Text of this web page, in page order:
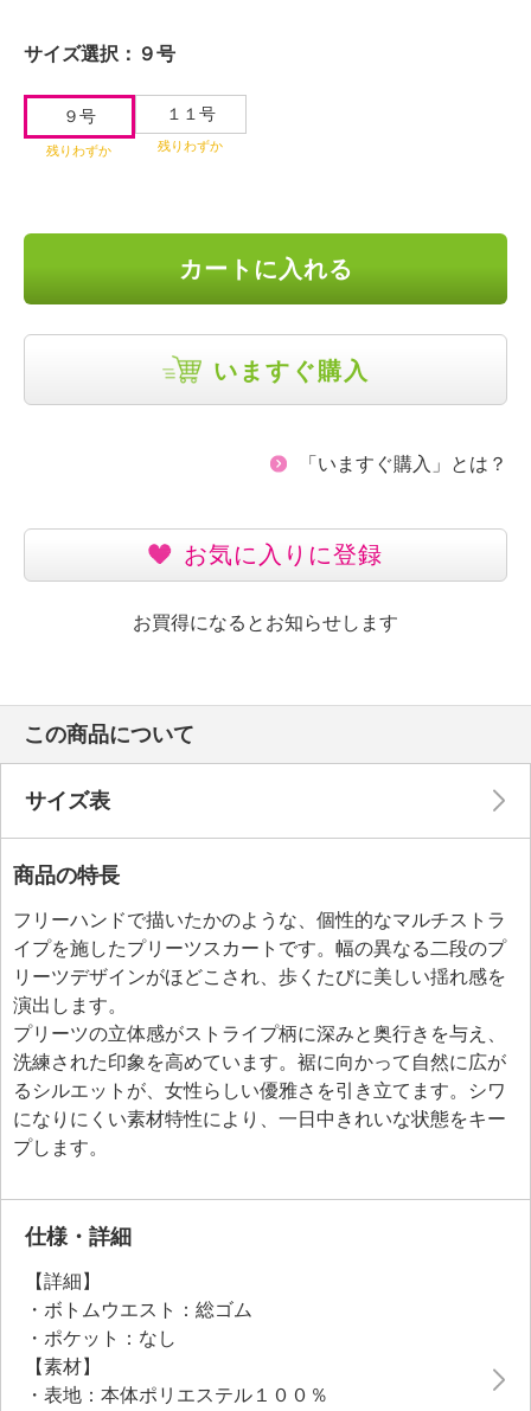
サイズ選択： ９号
９号
残りわずか
１１号
残りわずか
カートに入れる
いますぐ購入
「いますぐ購入」とは？
お気に入りに登録
お買得になるとお知らせします
この商品について
サイズ表
商品の特長
フリーハンドで描いたかのような、個性的なマルチストラ
イプを施したプリーツスカートです。幅の異なる二段のプ
リーツデザインがほどこされ、歩くたびに美しい揺れ感を
演出します。
プリーツの立体感がストライプ柄に深みと奥行きを与え、
洗練された印象を高めています。裾に向かって自然に広が
るシルエットが、女性らしい優雅さを引き立てます。シワ
になりにくい素材特性により、一日中きれいな状態をキー
プします。
仕様・詳細
【詳細】
・ボトムウエスト：総ゴム
・ポケット：なし
【素材】
・表地：本体ポリエステル１００％